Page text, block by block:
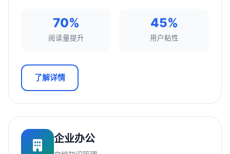
70%
阅读量提升
45%
用户粘性
了解详情
企业办公